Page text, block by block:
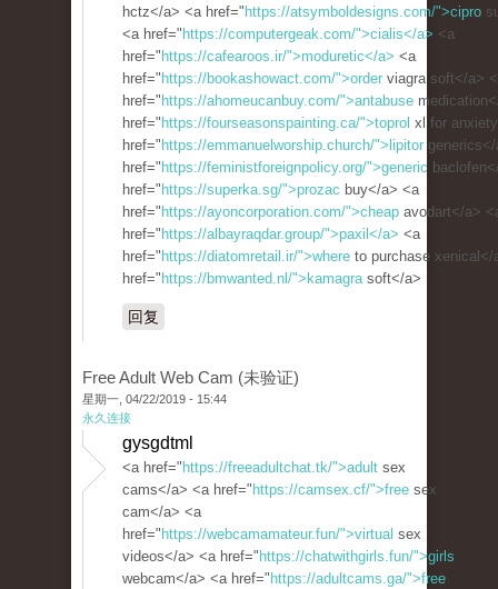
hctz</a> <a href=" https://atsymboldesigns.com/">cipro
<a href=" https://computergeak.com/">cialis</a> <a
href=" https://cafearoos.ir/">moduretic</a> <a
href=" https://bookashowact.com/">order viagra soft</a>
href=" https://ahomeucanbuy.com/">antabuse
href=" https://fourseasonspainting.ca/">toprol xl for
href=" https://emmanuelworship.church/">lipitor
href=" https://feministforeignpolicy.org/">generic
href=" https://superka.sg/">prozac buy</a> <a
href=" https://ayoncorporation.com/">cheap avodart</a>
href=" https://albayraqdar.group/">paxil</a> <a
href=" https://diatomretail.ir/">where to purchase xenical</
href=" https://bmwanted.nl/">kamagrasoft</a>
回复
Free Adult Web Cam (未验证)
星期一, 04/22/2019 - 15:44
永久连接
gysgdtml
<a href=" https://freeadultchat.tk/">adult sex
cams</a> <a href=" https://camsex.cf/">free sex
cam</a> <a
href=" https://webcamamateur.fun/">virtual sex
videos</a> <a href=" https://chatwithgirls.fun/">girls
webcam</a> <a href=" https://adultcams.ga/">free